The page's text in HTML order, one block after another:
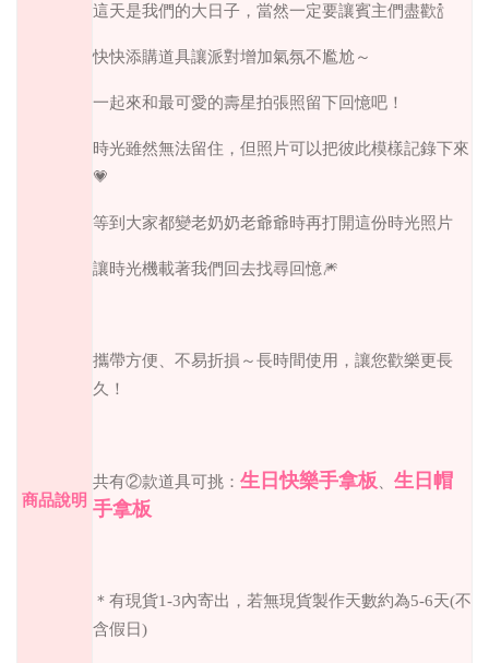
商品說明
這天是我們的大日子，當然一定要讓賓主們盡歡🍾
快快添購道具讓派對增加氣氛不尷尬～
一起來和最可愛的壽星拍張照留下回憶吧！
時光雖然無法留住，但照片可以把彼此模樣記錄下來
💗
等到大家都變老奶奶老爺爺時再打開這份時光照片
讓時光機載著我們回去找尋回憶🎆
攜帶方便、不易折損～長時間使用，讓您歡樂更長
久！
共有②款道具可挑： 生日快樂手拿板
生日帽
手拿板
＊有現貨1-3內寄出，若無現貨製作天數約為5-6天(不
含假日)